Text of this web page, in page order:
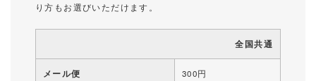
り方もお選びいただけます。
全国共通
メール便 300円